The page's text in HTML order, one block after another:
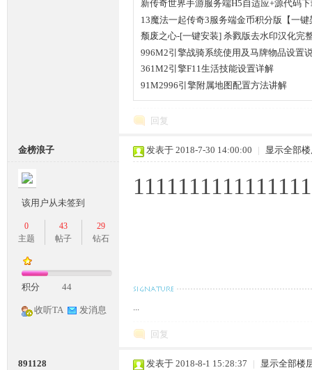
新传奇世界手游服务端H5自适应+源代码
13魔法一起传奇3服务端金币积分版【一键
颓废之心-[一键安装] 杀戮版去水印汉化完
996M2引擎战骑系统使用及马牌物品设置
361M2引擎F11生活技能设置详解
91M2996引擎附属地图配置方法讲解
回复
金榜浪子
该用户从未签到
0
主题
43
帖子
29
钻石
积分 44
收听TA 发消息
发表于 2018-7-30 14:00:00 | 显示全部
...
回复
891128 发表于 2018-8-1 15:28:37 | 显示全部楼